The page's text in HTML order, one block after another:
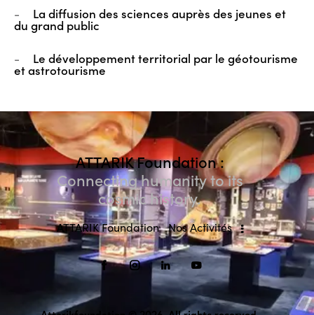
-
La diffusion des sciences auprès des jeunes et
du grand public
-
Le développement territorial par le géotourisme
et astrotourisme
ATTARIK Foundation :
Connecting humanity to its
cosmic history.
ATTARIK Foundation Nos Activités